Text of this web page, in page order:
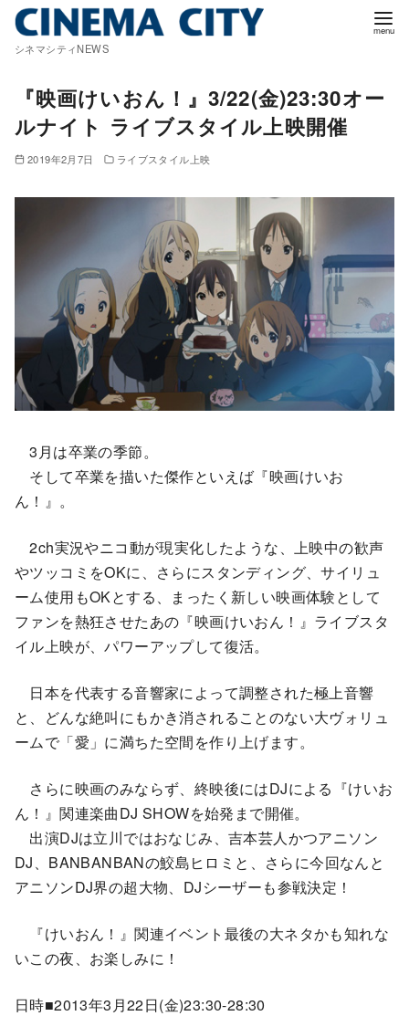
シネマシティNEWS
『映画けいおん！』3/22(金)23:30オー
ルナイト ライブスタイル上映開催
2019年2月7日 ライブスタイル上映
3月は卒業の季節。
そして卒業を描いた傑作といえば『映画けいお
ん！』。
2ch実況やニコ動が現実化したような、上映中の歓声
やツッコミをOKに、さらにスタンディング、サイリュ
ーム使用もOKとする、まったく新しい映画体験として
ファンを熱狂させたあの『映画けいおん！』ライブスタ
イル上映が、パワーアップして復活。
日本を代表する音響家によって調整された極上音響
と、どんな絶叫にもかき消されることのない大ヴォリュ
ームで「愛」に満ちた空間を作り上げます。
さらに映画のみならず、終映後にはDJによる『けいお
ん！』関連楽曲DJ SHOWを始発まで開催。
出演DJは立川ではおなじみ、吉本芸人かつアニソン
DJ、BANBANBANの鮫島ヒロミと、さらに今回なんと
アニソンDJ界の超大物、DJシーザーも参戦決定！
『けいおん！』関連イベント最後の大ネタかも知れな
いこの夜、お楽しみに！
日時■2013年3月22日(金)23:30-28:30